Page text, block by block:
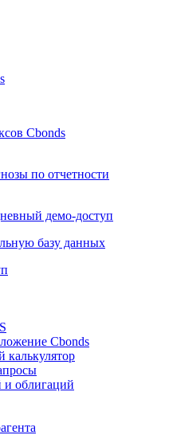
Cbonds
по отчетности
демо-доступ
базу данных
Cbonds
облигаций